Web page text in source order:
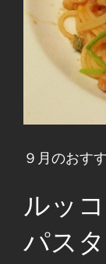
９月のおす
ルッ
パスタ